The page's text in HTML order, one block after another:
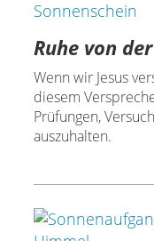
Ruhe von
Wenn wir Jesus
diesem
Prüfungen,
auszuhalten.